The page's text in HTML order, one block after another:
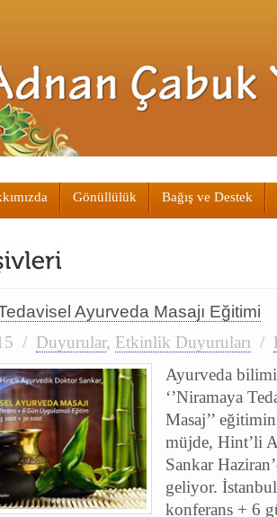
Gönüllülük Bağış ve Destek
Ayurveda Masajı Eğitimi
/ Duyurular, Etkinlik Duyuruları /
Ayurveda
‘’Niramaya
Masaj’’
müjde, Hint’li
Sankar
geliyor.
konferans + 6